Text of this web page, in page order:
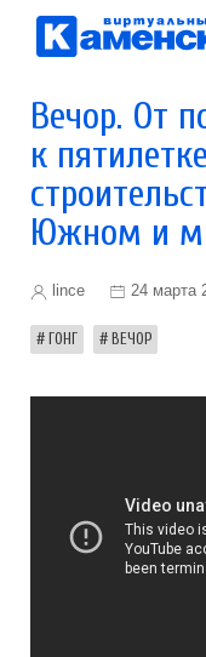
Вечор. От
к
Южном и
lince 24 марта
ГОНГ ВЕЧОР